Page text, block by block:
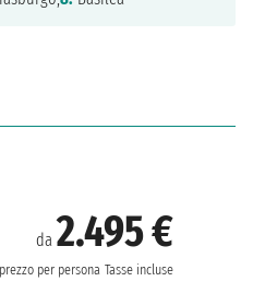
da2.495 €
prezzo per persona Tasse incluse